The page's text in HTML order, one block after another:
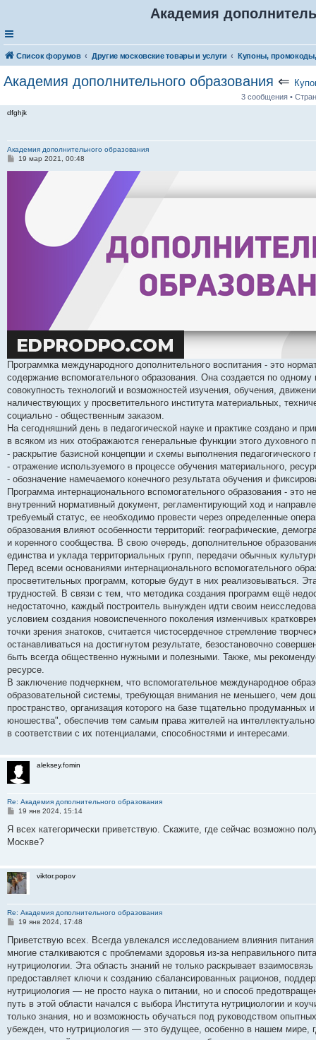
Академия
Список форумов Другие московские товары и услуги Купоны,
Академия дополнительного образования ⇐
3 сообщения •
dfghjk
Академия дополнительного образования
С19 мар 2021, 00:48
Программка международного дополнительного воспитания - это
содержание вспомогательного образования. Она создается по
совокупность технологий и возможностей изучения, обучения,
наличествующих у просветительного института материальных,
социально - общественным заказом.
На сегодняшний день в педагогической науке и практике создано и
в всяком из них отображаются генеральные функции этого
- раскрытие базисной концепции и схемы выполнения
- отражение используемого в процессе обучения материального,
- обозначение намечаемого конечного результата обучения и
Программа интернационального вспомогательного образования - это
внутренний нормативный документ, регламентирующий ход и
требуемый статус, ее необходимо провести через определенные
образования влияют особенности территорий: географические,
и коренного сообщества. В свою очередь, дополнительное
единства и уклада территориальных групп, передачи обычных
Перед всеми основаниями интернационального вспомогательного
просветительных программ, которые будут в них реализовываться.
трудностей. В связи с тем, что методика создания программ ещё
недостаточно, каждый построитель вынужден идти своим
условием создания новоиспеченного поколения изменчивых
точки зрения знатоков, считается чистосердечное стремление
останавливаться на достигнутом результате, безостановочно
быть всегда общественно нужными и полезными. Также, мы
ресурсе.
В заключение подчеркнем, что вспомогательное международное
образовательной системы, требующая внимания не меньшего, чем
пространство, организация которого на базе тщательно
юношества", обеспечив тем самым права жителей на
в соответствии с их потенциалами, способностями и интересами.
aleksey.fomin
Re: Академия дополнительного образования
С
о
щ
и
е
19 янв 2024, 15:14
Я всех категорически приветствую. Скажите, где сейчас возможно
Москве?
viktor.popov
Re: Академия дополнительного образования
С
о
щ
е
и
е
19 янв 2024, 17:48
Приветствую всех. Всегда увлекался исследованием влияния
многие сталкиваются с проблемами здоровья из-за неправильного
нутрициологии. Эта область знаний не только раскрывает
предоставляет ключи к созданию сбалансированных рационов,
нутрициология — не просто наука о питании, но и способ
путь в этой области начался с выбора Института нутрициологии и
только знания, но и возможность обучаться под руководством
убежден, что нутрициология — это будущее, особенно в нашем мире,